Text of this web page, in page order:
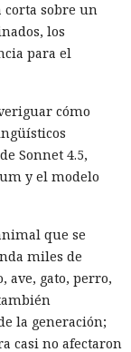
con publicar lo
millones de
al menos a
de un
parte de los
como
el perjuicio
9,5
afirmó que las
y que
como a
sobre un
los
para el
cómo
Sonnet 4.5,
y el modelo
que se
miles de
ave, gato, perro,
la generación;
casi no afectaron